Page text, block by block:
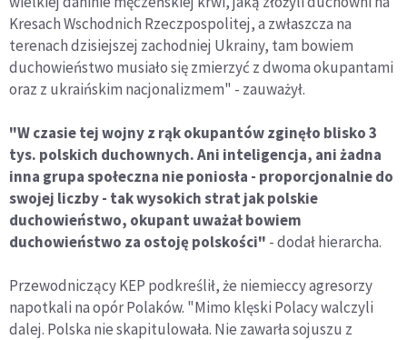
Kresach Wschodnich Rzeczpospolitej, a zwłaszcza na
terenach dzisiejszej zachodniej Ukrainy, tam bowiem
duchowieństwo musiało się zmierzyć z dwoma okupantami
oraz z ukraińskim nacjonalizmem" - zauważył.
"W czasie tej wojny z rąk okupantów zginęło blisko 3
tys. polskich duchownych. Ani inteligencja, ani żadna
inna grupa społeczna nie poniosła - proporcjonalnie do
swojej liczby - tak wysokich strat jak polskie
duchowieństwo, okupant uważał bowiem
duchowieństwo za ostoję polskości" - dodał hierarcha.
Przewodniczący KEP podkreślił, że niemieccy agresorzy
napotkali na opór Polaków. "Mimo klęski Polacy walczyli
dalej. Polska nie skapitulowała. Nie zawarła sojuszu z